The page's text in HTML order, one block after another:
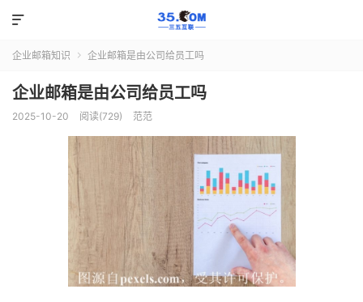

企业邮箱知识  企业邮箱是由公司给员工吗
企业邮箱是由公司给员工吗
2025-10-20 阅读(729) 范范